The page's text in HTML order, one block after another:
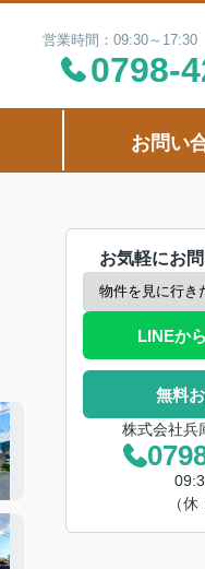
営業時間：09:30～
0798-
お問い
お気軽にお
LINEか
無料
株式会社兵
（